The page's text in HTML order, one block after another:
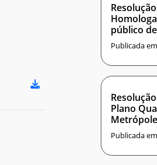
público
cargo de
Superior,
Instituto
Publicada
Plano
Publicada